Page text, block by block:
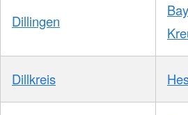
Dillingen
Dillkreis